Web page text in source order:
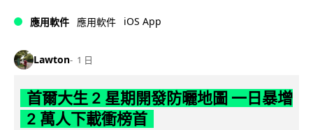
應用軟件 應用軟件 iOS App
Lawton 1 日
首爾大生 2 星期開發防曬地圖 一日暴增
2 萬人下載衝榜首